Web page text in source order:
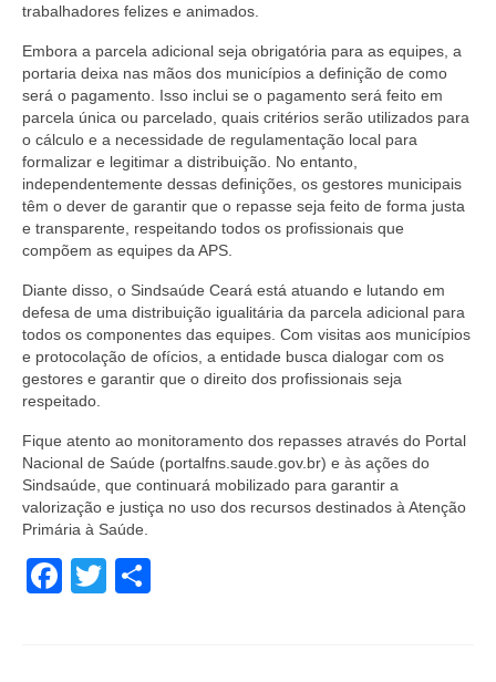
trabalhadores felizes e animados.
Embora a parcela adicional seja obrigatória para as equipes, a
portaria deixa nas mãos dos municípios a definição de como
será o pagamento. Isso inclui se o pagamento será feito em
parcela única ou parcelado, quais critérios serão utilizados para
o cálculo e a necessidade de regulamentação local para
formalizar e legitimar a distribuição. No entanto,
independentemente dessas definições, os gestores municipais
têm o dever de garantir que o repasse seja feito de forma justa
e transparente, respeitando todos os profissionais que
compõem as equipes da APS.
Diante disso, o Sindsaúde Ceará está atuando e lutando em
defesa de uma distribuição igualitária da parcela adicional para
todos os componentes das equipes. Com visitas aos municípios
e protocolação de ofícios, a entidade busca dialogar com os
gestores e garantir que o direito dos profissionais seja
respeitado.
Fique atento ao monitoramento dos repasses através do Portal
Nacional de Saúde (portalfns.saude.gov.br) e às ações do
Sindsaúde, que continuará mobilizado para garantir a
valorização e justiça no uso dos recursos destinados à Atenção
Primária à Saúde.
Facebook
Twitter